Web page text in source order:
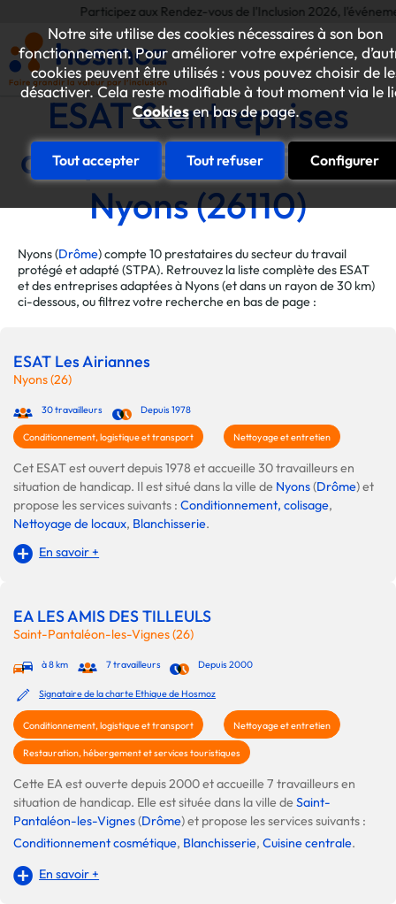
Notre site utilise des cookies nécessaires à son bon
fonctionnement. Pour améliorer votre expérience,
cookies peuvent être utilisés : vous pouvez choisir de
désactiver. Cela reste modifiable à tout moment via le
Cookiesen bas de page.
Tout accepter Tout refuser Configurer
Participez aux Rendez-vous de l'Inclusion 2026,
ESAT & entreprises
adaptées de la ville de
Nyons (26110)
Nyons (Drôme) compte 10 prestataires du secteur du travail
protégé et adapté (STPA). Retrouvez la liste complète des ESAT
et des entreprises adaptées à Nyons (et dans un rayon de 30 km)
ci-dessous, ou filtrez votre recherche en bas de page :
ESAT Les Airiannes
Nyons (26)
30 travailleurs Depuis 1978
Conditionnement, logistique et transport Nettoyage et entretien
Cet ESAT est ouvert depuis 1978 et accueille 30 travailleurs en
situation de handicap. Il est situé dans la ville de Nyons(Drôme) et
propose les services suivants : Conditionnement, colisage,
Nettoyage de locaux, Blanchisserie.
En savoir +
EA LES AMIS DES TILLEULS
Saint-Pantaléon-les-Vignes (26)
à 8 km 7 travailleurs Depuis 2000
Signataire de la charte Ethique de Hosmoz
Conditionnement, logistique et transport Nettoyage et entretien
Restauration, hébergement et services touristiques
Cette EA est ouverte depuis 2000 et accueille 7 travailleurs en
situation de handicap. Elle est située dans la ville deSaint-
Pantaléon-les-Vignes(Drôme) et propose les services suivants :
Conditionnement cosmétique, Blanchisserie, Cuisine centrale.
En savoir +